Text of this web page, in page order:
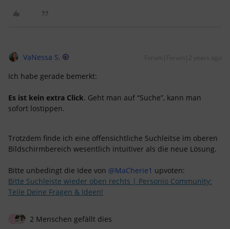
VaNessa S. Forum|Forum|2 years ago
Ich habe gerade bemerkt:
Es ist kein extra Click. Geht man auf “Suche”, kann man
sofort lostippen.
Trotzdem finde ich eine offensichtliche Suchleitse im oberen
Bildschirmbereich wesentlich intuitiver als die neue Lösung.
Bitte unbedingt die Idee von @MaCherie1 upvoten:
Bitte Suchleiste wieder oben rechts | Personio Community:
Teile Deine Fragen & Ideen!
2 Menschen gefällt dies